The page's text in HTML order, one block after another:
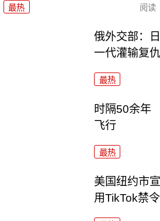
最热 阅读
俄外交部：
一代灌输复
最热
时隔50余年
飞行
最热
美国纽约市
用TikTok禁令